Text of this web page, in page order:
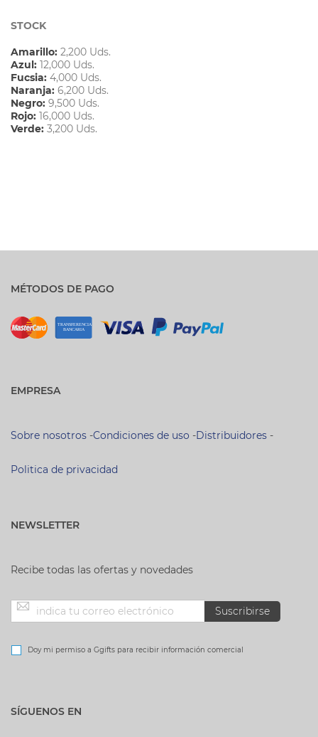
STOCK
Amarillo: 2,200 Uds.
Azul: 12,000 Uds.
Fucsia: 4,000 Uds.
Naranja: 6,200 Uds.
Negro: 9,500 Uds.
Rojo: 16,000 Uds.
Verde: 3,200 Uds.
MÉTODOS DE PAGO
EMPRESA
Sobre nosotros -Condiciones de uso -Distribuidores -
Politica de privacidad
NEWSLETTER
Recibe todas las ofertas y novedades
Inscríbase
a
boletín
Suscribirse
Doy mi permiso a Ggifts para recibir información comercial
SÍGUENOS EN